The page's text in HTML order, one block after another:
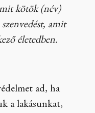
kötök (név)
amit
életedben.
ad, ha
a lakásunkat,